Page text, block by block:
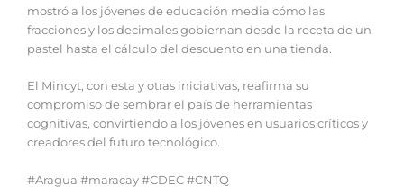
mostró a los jóvenes de educación media cómo las
fracciones y los decimales gobiernan desde la receta de un
pastel hasta el cálculo del descuento en una tienda.
El Mincyt, con esta y otras iniciativas, reafirma su
compromiso de sembrar el país de herramientas
cognitivas, convirtiendo a los jóvenes en usuarios críticos y
creadores del futuro tecnológico.
#Aragua #maracay #CDEC #CNTQ